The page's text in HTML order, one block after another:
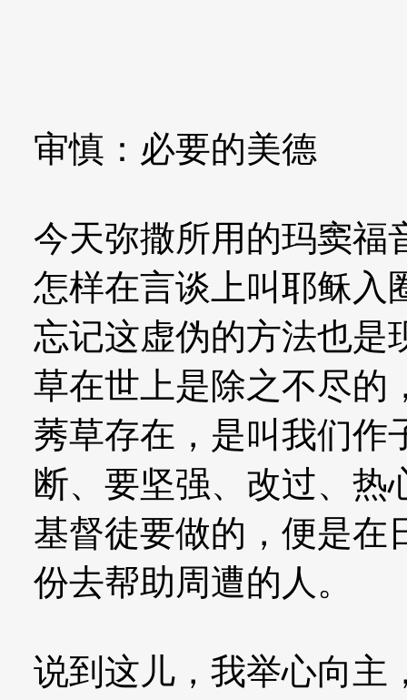
审慎：必要的美德
今天弥撒所用的玛窦福
怎样在言谈上叫耶稣入
忘记这虚伪的方法也是
草在世上是除之不尽的
莠草存在，是叫我们作
断、要坚强、改过、热
基督徒要做的，便是在
份去帮助周遭的人。
说到这儿，我举心向主